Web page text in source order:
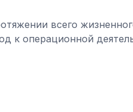
всего
к операционной